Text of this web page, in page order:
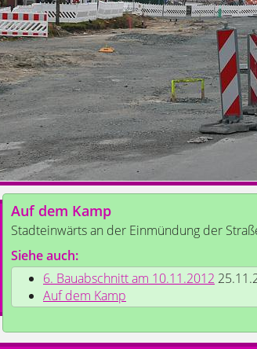
Auf dem Kamp
Stadteinwärts an der Einmündung der
Siehe auch:
6. Bauabschnitt am 10.11.2012
Auf dem Kamp